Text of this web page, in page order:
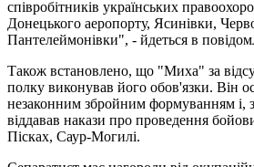
співробітників українських
Донецького аеропорту, Ясинівки,
Пантелеймонівки", - йдеться в
Також встановлено, що "Миха" за
полку виконував його обов'язки. Він
незаконним збройним формуванням і,
віддавав накази про проведення
Пісках, Саур-Могилі.